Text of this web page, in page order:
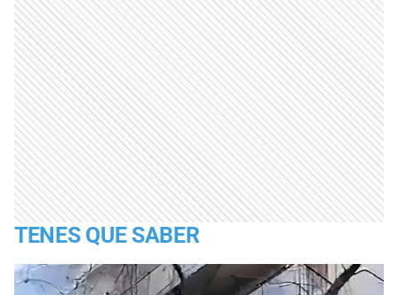
TENES QUE SABER